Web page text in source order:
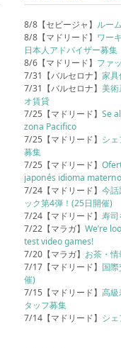
8/8【セビージャ】ルー
8/8【マドリード】 ワー
日本人アドバイザー募集
8/6【マドリード】 ファ
7/31【バルセロナ】家
7/31【バルセロナ】美
オ賃貸
7/25【マドリード】Se
zona Pacifico
7/25【マドリード】 シ
募集
7/25【マドリード】
japonés idioma materno
7/24【マドリード】今
ック第4弾！(25日開催)
7/24【マドリード】寿
7/22【マラガ】We’re
test video games!
7/20【マラガ】 お茶・
7/17【マドリード】 国
催)
7/15【マドリード】高
タッフ募集
7/14【マドリード】 シ